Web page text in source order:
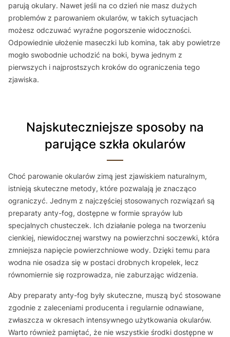
parują okulary. Nawet jeśli na co dzień nie masz dużych
problemów z parowaniem okularów, w takich sytuacjach
możesz odczuwać wyraźne pogorszenie widoczności.
Odpowiednie ułożenie maseczki lub komina, tak aby powietrze
mogło swobodnie uchodzić na boki, bywa jednym z
pierwszych i najprostszych kroków do ograniczenia tego
zjawiska.
Najskuteczniejsze sposoby na
parujące szkła okularów
Choć parowanie okularów zimą jest zjawiskiem naturalnym,
istnieją skuteczne metody, które pozwalają je znacząco
ograniczyć. Jednym z najczęściej stosowanych rozwiązań są
preparaty anty-fog, dostępne w formie sprayów lub
specjalnych chusteczek. Ich działanie polega na tworzeniu
cienkiej, niewidocznej warstwy na powierzchni soczewki, która
zmniejsza napięcie powierzchniowe wody. Dzięki temu para
wodna nie osadza się w postaci drobnych kropelek, lecz
równomiernie się rozprowadza, nie zaburzając widzenia.
Aby preparaty anty-fog były skuteczne, muszą być stosowane
zgodnie z zaleceniami producenta i regularnie odnawiane,
zwłaszcza w okresach intensywnego użytkowania okularów.
Warto również pamiętać, że nie wszystkie środki dostępne w